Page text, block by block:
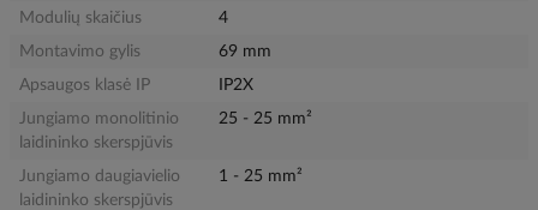
Modulių skaičius
4
Montavimo gylis
69 mm
Apsaugos klasė IP
IP2X
Jungiamo monolitinio
laidininko skerspjūvis
25 - 25 mm²
Jungiamo daugiavielio
laidininko skerspjūvis
1 - 25 mm²